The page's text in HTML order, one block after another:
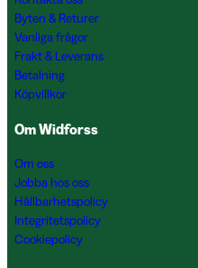
Byten & Returer
Vanliga frågor
Frakt & Leverans
Betalning
Köpvillkor
Om Widforss
Om oss
Jobba hos oss
Hållbarhetspolicy
Integritetspolicy
Cookiepolicy